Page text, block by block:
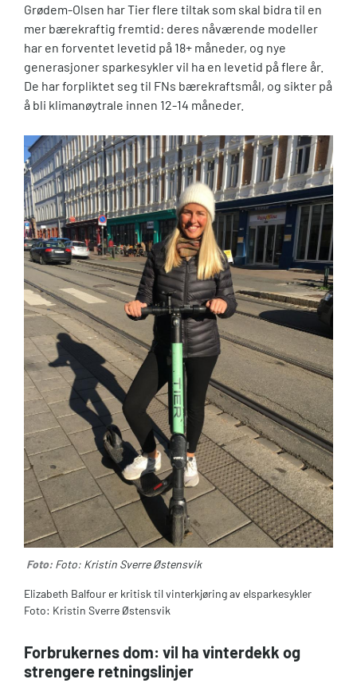
Grødem-Olsen har Tier flere tiltak som skal bidra til en
mer bærekraftig fremtid: deres nåværende modeller
har en forventet levetid på 18+ måneder, og nye
generasjoner sparkesykler vil ha en levetid på flere år.
De har forpliktet seg til FNs bærekraftsmål, og sikter på
å bli klimanøytrale innen 12-14 måneder.
Foto: Foto: Kristin Sverre Østensvik
Elizabeth Balfour er kritisk til vinterkjøring av elsparkesykler
Foto: Kristin Sverre Østensvik
Forbrukernes dom: vil ha vinterdekk og
strengere retningslinjer